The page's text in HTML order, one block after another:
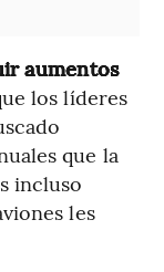
aumentos
los líderes
que la
incluso
les